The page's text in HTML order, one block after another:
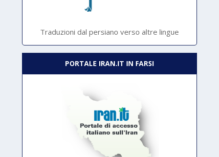
Traduzioni dal persiano verso altre lingue
PORTALE IRAN.IT IN FARSI